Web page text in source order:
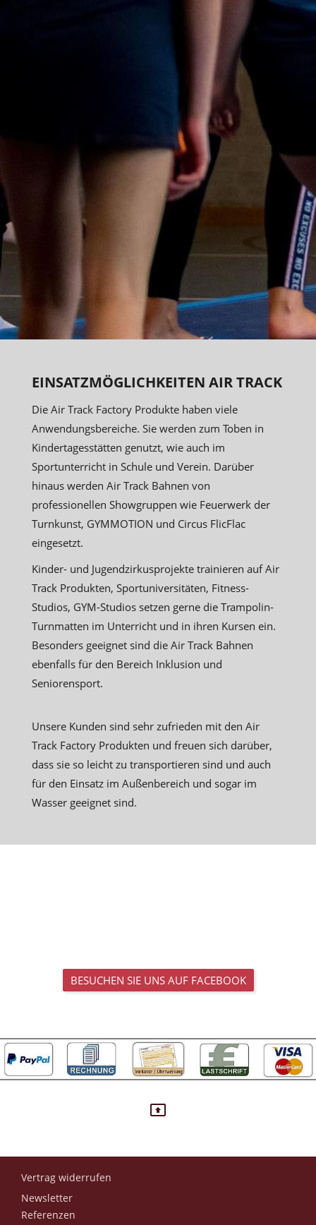
EINSATZMÖGLICHKEITEN AIR TRACK
Die Air Track Factory Produkte haben viele
Anwendungsbereiche. Sie werden zum Toben in
Kindertagesstätten genutzt, wie auch im
Sportunterricht in Schule und Verein. Darüber
hinaus werden Air Track Bahnen von
professionellen Showgruppen wie Feuerwerk der
Turnkunst, GYMMOTION und Circus FlicFlac
eingesetzt.
Kinder- und Jugendzirkusprojekte trainieren auf Air
Track Produkten, Sportuniversitäten, Fitness-
Studios, GYM-Studios setzen gerne die Trampolin-
Turnmatten im Unterricht und in ihren Kursen ein.
Besonders geeignet sind die Air Track Bahnen
ebenfalls für den Bereich Inklusion und
Seniorensport.
Unsere Kunden sind sehr zufrieden mit den Air
Track Factory Produkten und freuen sich darüber,
dass sie so leicht zu transportieren sind und auch
für den Einsatz im Außenbereich und sogar im
Wasser geeignet sind.
BESUCHEN SIE UNS AUF FACEBOOK
Vertrag widerrufen
Newsletter
Referenzen